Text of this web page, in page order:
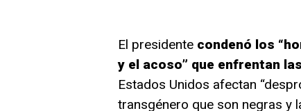
El presidente condenó los
y el acoso” que enfrentan
Estados Unidos afectan
transgénero que son negras y